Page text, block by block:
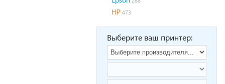
HP 473
Выберите ваш принтер: